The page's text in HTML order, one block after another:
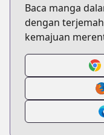
Baca manga
dengan
kemajuan